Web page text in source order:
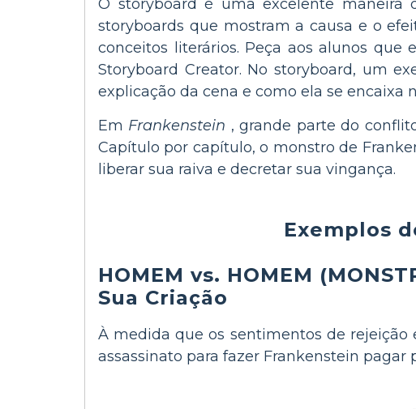
O storyboard é uma excelente maneira
storyboards que mostram a causa e o
conceitos literários. Peça aos alunos
Storyboard Creator. No storyboard, um
explicação da cena e como ela se encaixa
Em Frankenstein , grande parte do
Capítulo por capítulo, o monstro de
liberar sua raiva e decretar sua vingança.
Exemplos
HOMEM vs. HOMEM
Sua Criação
À medida que os sentimentos de rejeição
assassinato para fazer Frankenstein pagar